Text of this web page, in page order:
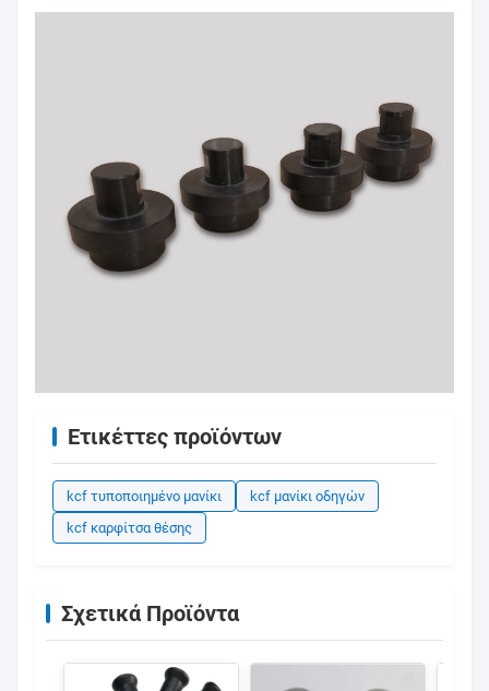
Ετικέττες προϊόντων
kcf τυποποιημένο μανίκι
kcf μανίκι οδηγών
kcf καρφίτσα θέσης
Σχετικά Προϊόντα